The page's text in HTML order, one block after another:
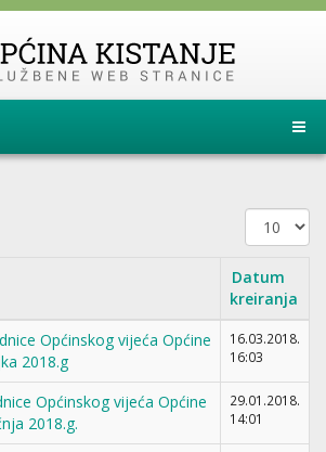
Prikaz
#
Datum
kreiranja
Općinskog vijeća Općine
2018.g
16.03.2018.
16:03
Općinskog vijeća Općine
2018.g.
29.01.2018.
14:01